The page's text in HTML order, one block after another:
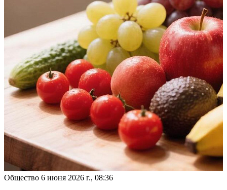
Общество 6 июня 2026 г., 08:36